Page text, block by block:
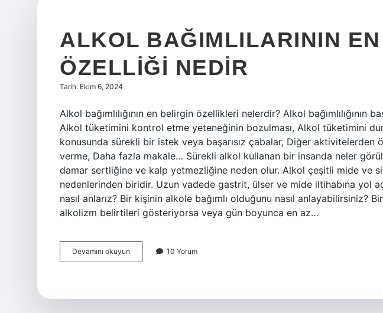
ALKOL BAĞIMLILARININ
ÖZELLIĞI NEDIR
Tarih: Ekim 6, 2024
Alkol bağımlılığının en belirgin özellikleri nelerdir? Alkol bağımlılığının
Alkol tüketimini kontrol etme yeteneğinin bozulması, Alkol tüketimini
konusunda sürekli bir istek veya başarısız çabalar, Diğer
verme, Daha fazla makale… Sürekli alkol kullanan bir insanda neler
damar sertliğine ve kalp yetmezliğine neden olur. Alkol çeşitli mide ve
nedenlerinden biridir. Uzun vadede gastrit, ülser ve mide iltihabına yol
nasıl anlarız? Bir kişinin alkole bağımlı olduğunu nasıl anlayabilirsiniz?
alkolizm belirtileri gösteriyorsa veya gün boyunca en az…
Devamını okuyun
Bağımlılarının
10 Yorum